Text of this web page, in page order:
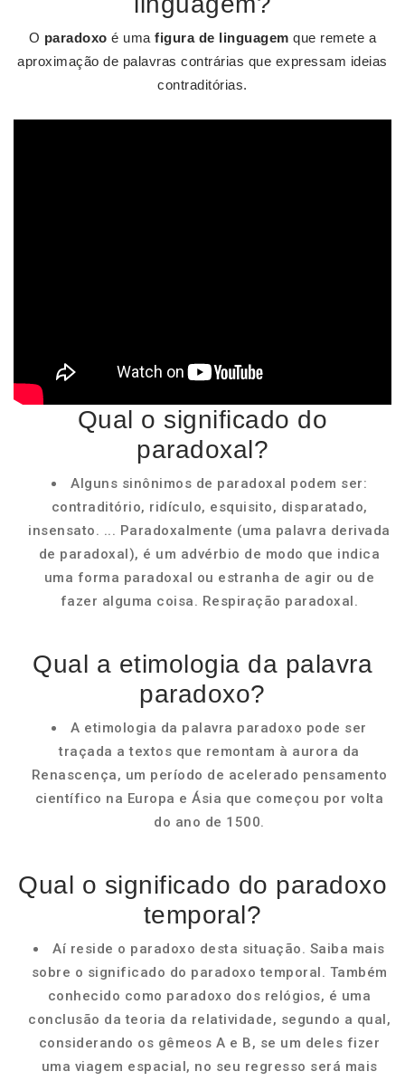
O paradoxo é umafigura de linguagem que remete a
aproximação de palavras contrárias que expressam ideias
contraditórias.
Qual o significado do
paradoxal?
Alguns sinônimos de paradoxal podem ser:
contraditório, ridículo, esquisito, disparatado,
insensato. ... Paradoxalmente (uma palavra derivada
de paradoxal), é um advérbio de modo que indica
uma forma paradoxal ou estranha de agir ou de
fazer alguma coisa. Respiração paradoxal.
Qual a etimologia da palavra
paradoxo?
A etimologia da palavra paradoxo pode ser
traçada a textos que remontam à aurora da
Renascença, um período de acelerado pensamento
científico na Europa e Ásia que começou por volta
do ano de 1500.
Qual o significado do paradoxo
temporal?
Aí reside o paradoxo desta situação. Saiba mais
sobre o significado do paradoxo temporal. Também
conhecido como paradoxo dos relógios, é uma
conclusão da teoria da relatividade, segundo a qual,
considerando os gêmeos A e B, se um deles fizer
uma viagem espacial, no seu regresso será mais